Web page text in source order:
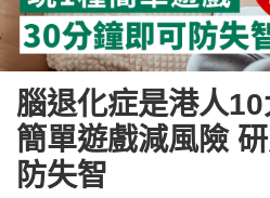
腦退化症是港人
簡單遊戲減風險
防失智